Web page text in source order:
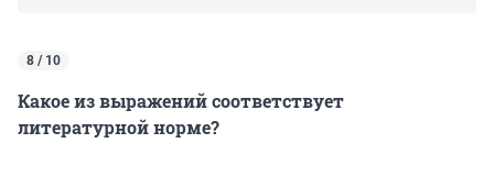
8 / 10
Какое из выражений соответствует
литературной норме?